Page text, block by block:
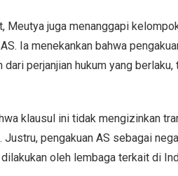
Meutya juga menanggapi
Ia menekankan bahwa
dari perjanjian hukum yang
klausul ini tidak mengizinkan
pengakuan AS sebagai
oleh lembaga terkait di